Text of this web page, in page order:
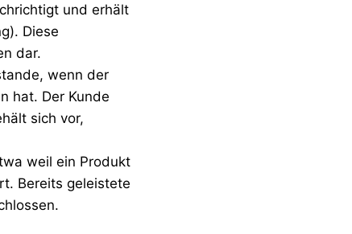
und erhält
Diese
dar.
wenn der
hat. Der Kunde
sich vor,
weil ein Produkt
Bereits geleistete